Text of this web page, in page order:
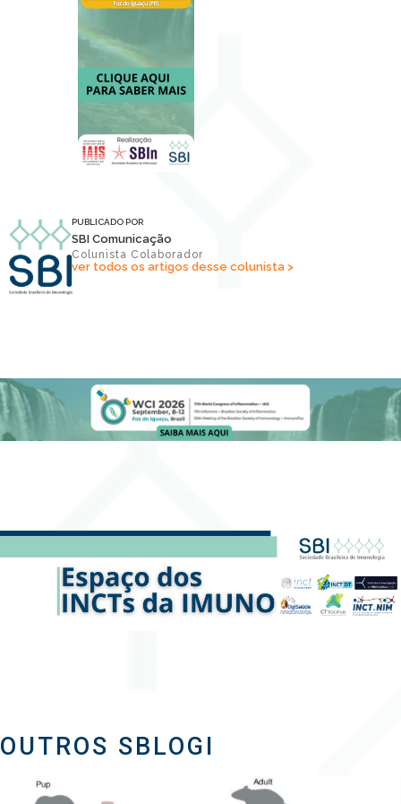
PUBLICADO POR
SBI Comunicação
Colunista Colaborador
ver todos os artigos desse colunista >
OUTROS SBLOGI